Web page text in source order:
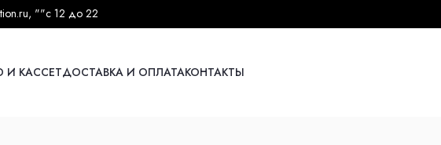
, ""с 12 до 22
И КАССЕТДОСТАВКА И ОПЛАТАКОНТАКТЫ